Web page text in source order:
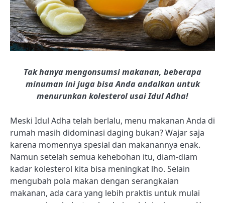
Tak hanya mengonsumsi makanan, beberapa
minuman ini juga bisa Anda andalkan untuk
menurunkan kolesterol usai Idul Adha!
Meski Idul Adha telah berlalu, menu makanan Anda di
rumah masih didominasi daging bukan? Wajar saja
karena momennya spesial dan makanannya enak.
Namun setelah semua kehebohan itu, diam-diam
kadar kolesterol kita bisa meningkat lho. Selain
mengubah pola makan dengan serangkaian
makanan, ada cara yang lebih praktis untuk mulai